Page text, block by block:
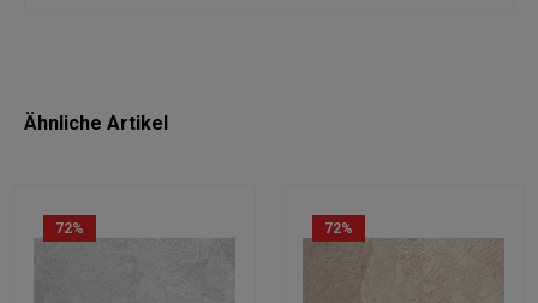
Ähnliche Artikel
72% 72%